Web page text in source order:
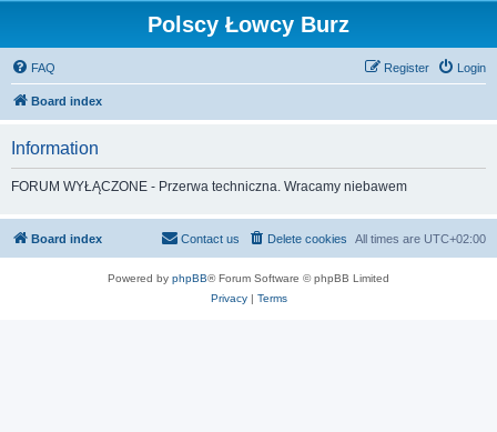
Polscy Łowcy Burz
FAQ Login
Register
Board index
Information
FORUM WYŁĄCZONE - Przerwa techniczna. Wracamy niebawem
Board index All times are UTC+02:00
Delete cookies
Contact us
Powered by phpBB® Forum Software © phpBB Limited
Privacy| Terms